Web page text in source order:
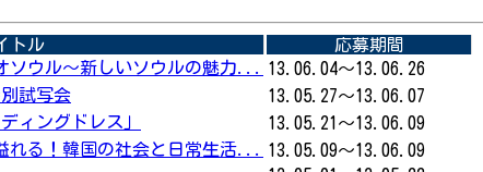
トル
応募期間
ウル～新しいソウルの魅力...
13.06.04～13.06.26
試写会
13.05.27～13.06.07
ィングドレス」
13.05.21～13.06.09
る！韓国の社会と日常生活...
13.05.09～13.06.09